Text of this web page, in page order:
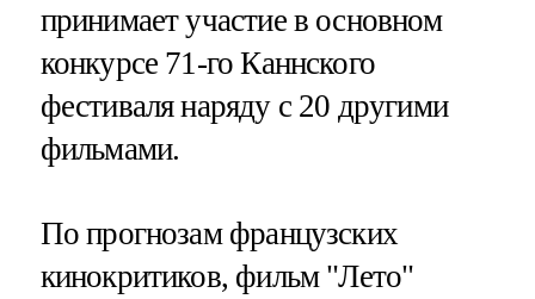
принимает участие в основном
конкурсе 71-го Каннского
фестиваля наряду с 20 другими
фильмами.
По прогнозам французских
кинокритиков, фильм "Лето"